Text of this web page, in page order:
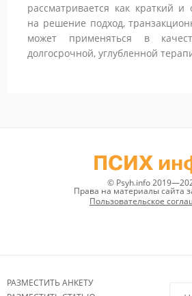
рассматривается как краткий
на решение подход,
может применяться в
долгосрочной, углубленной
ПСИХ
© Psyh.info
Права на материалы сайта
Пользовательское
РАЗМЕСТИТЬ АНКЕТУ